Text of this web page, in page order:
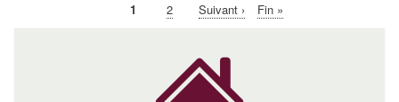
Page
1 Page
2
Page
Suivant ›
Dernière
Fin »